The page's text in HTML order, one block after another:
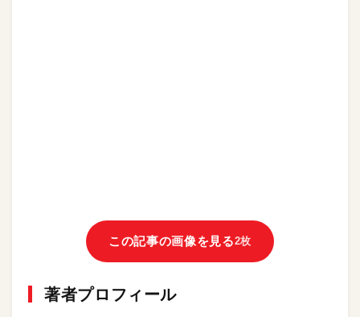
この記事の画像を見る2枚
著者プロフィール